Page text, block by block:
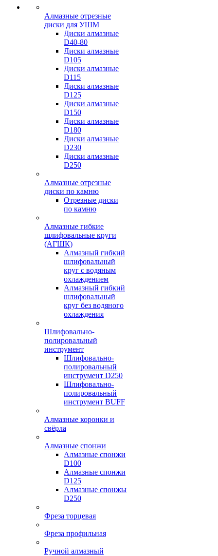
Алмазные отрезные
диски для УШМ
Диски алмазные
D40-80
Диски алмазные
D105
Диски алмазные
D115
Диски алмазные
D125
Диски алмазные
D150
Диски алмазные
D180
Диски алмазные
D230
Диски алмазные
D250
Алмазные отрезные
диски по камню
Отрезные диски
по камню
Алмазные гибкие
шлифовальные круги
(АГШК)
Алмазный гибкий
шлифовальный
круг с водяным
охлаждением
Алмазный гибкий
шлифовальный
круг без водяного
охлаждения
Шлифовально-
полировальный
инструмент
Шлифовально-
полировальный
инструмент D250
Шлифовально-
полировальный
инструмент BUFF
Алмазные коронки и
свёрла
Алмазные спонжи
Алмазные спонжи
D100
Алмазные спонжи
D125
Алмазные спонжы
D250
Фреза торцевая
Фреза профильная
Ручной алмазный